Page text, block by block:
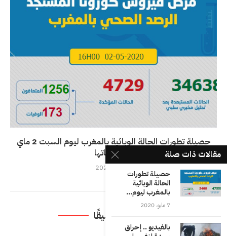
حصيلة تطورات الحالة الوبائية بالمغرب ليوم السبت 2 ماي
وانعكاساتها
اترك تعليقًا
مقالات ذات صلة
حصيلة تطورات
الحالة الوبائية
بالمغرب ليوم...
7 مايو، 2020
بالفيديو .. إحراق